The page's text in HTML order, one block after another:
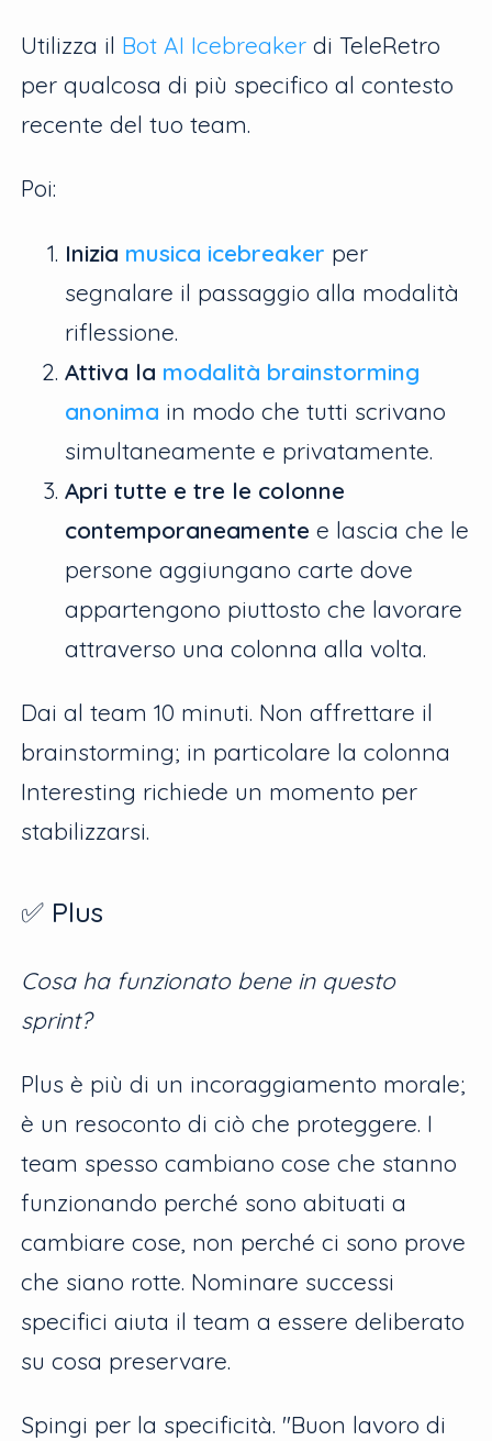
Utilizza il Bot AI Icebreaker di TeleRetro
per qualcosa di più specifico al contesto
recente del tuo team.
Poi:
Inizia musica icebreaker per
segnalare il passaggio alla modalità
riflessione.
Attiva la modalità brainstorming
anonima in modo che tutti scrivano
simultaneamente e privatamente.
Apri tutte e tre le colonne
contemporaneamente e lascia che le
persone aggiungano carte dove
appartengono piuttosto che lavorare
attraverso una colonna alla volta.
Dai al team 10 minuti. Non affrettare il
brainstorming; in particolare la colonna
Interesting richiede un momento per
stabilizzarsi.
✅ Plus
Cosa ha funzionato bene in questo
sprint?
Plus è più di un incoraggiamento morale;
è un resoconto di ciò che proteggere. I
team spesso cambiano cose che stanno
funzionando perché sono abituati a
cambiare cose, non perché ci sono prove
che siano rotte. Nominare successi
specifici aiuta il team a essere deliberato
su cosa preservare.
Spingi per la specificità. "Buon lavoro di